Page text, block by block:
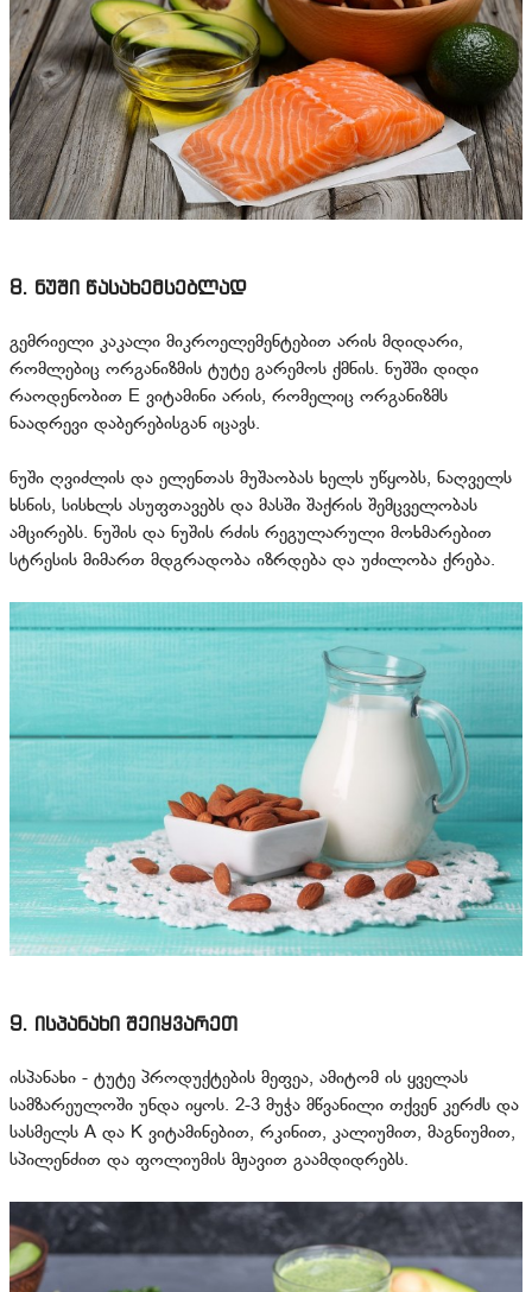
8. ნუში წასახემსებლად
გემრიელი კაკალი მიკროელემენტებით არის მდიდარი,
რომლებიც ორგანიზმის ტუტე გარემოს ქმნის. ნუშში დიდი
რაოდენობით E ვიტამინი არის, რომელიც ორგანიზმს
ნაადრევი დაბერებისგან იცავს.
ნუში ღვიძლის და ელენთას მუშაობას ხელს უწყობს, ნაღველს
ხსნის, სისხლს ასუფთავებს და მასში შაქრის შემცველობას
ამცირებს. ნუშის და ნუშის რძის რეგულარული მოხმარებით
სტრესის მიმართ მდგრადობა იზრდება და უძილობა ქრება.
9. ისპანახი შეიყვარეთ
ისპანახი - ტუტე პროდუქტების მეფეა, ამიტომ ის ყველას
სამზარეულოში უნდა იყოს. 2-3 მუჭა მწვანილი თქვენ კერძს და
სასმელს A და K ვიტამინებით, რკინით, კალიუმით, მაგნიუმით,
სპილენძით და ფოლიუმის მჟავით გაამდიდრებს.